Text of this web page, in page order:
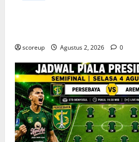
scoreup Agustus 2, 2026 0